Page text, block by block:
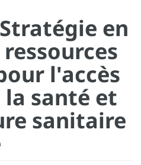
en
l'accès
santé et
sanitaire